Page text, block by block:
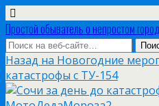
Простой обыватель о непростом
Назад на Новогодние
катастрофы с ТУ-154